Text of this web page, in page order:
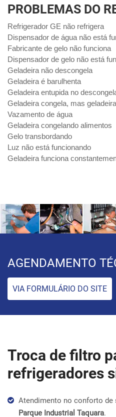
PROBLEMAS DO
Refrigerador GE não refrigera
Dispensador de água não está
Fabricante de gelo não funciona
Dispensador de gelo não está
Geladeira não descongela
Geladeira é barulhenta
Geladeira entupida no
Geladeira congela, mas
Vazamento de água
Geladeira congelando alimentos
Gelo transbordando
Luz não está funcionando
Geladeira funciona
AGENDAMENTO
VIA FORMULÁRIO DO SITE
Troca de filtro
refrigeradores
Atendimento no conforto de
Parque Industrial Taquara.